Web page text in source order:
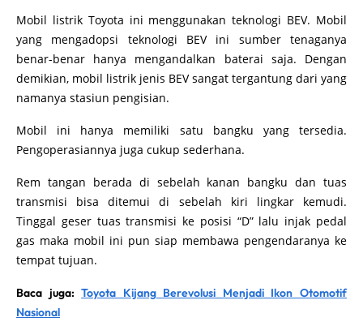
Mobil listrik Toyota ini menggunakan teknologi BEV. Mobil
yang mengadopsi teknologi BEV ini sumber tenaganya
benar-benar hanya mengandalkan baterai saja. Dengan
demikian, mobil listrik jenis BEV sangat tergantung dari yang
namanya stasiun pengisian.
Mobil ini hanya memiliki satu bangku yang tersedia.
Pengoperasiannya juga cukup sederhana.
Rem tangan berada di sebelah kanan bangku dan tuas
transmisi bisa ditemui di sebelah kiri lingkar kemudi.
Tinggal geser tuas transmisi ke posisi “D” lalu injak pedal
gas maka mobil ini pun siap membawa pengendaranya ke
tempat tujuan.
Baca juga:Toyota Kijang Berevolusi Menjadi Ikon Otomotif
Nasional